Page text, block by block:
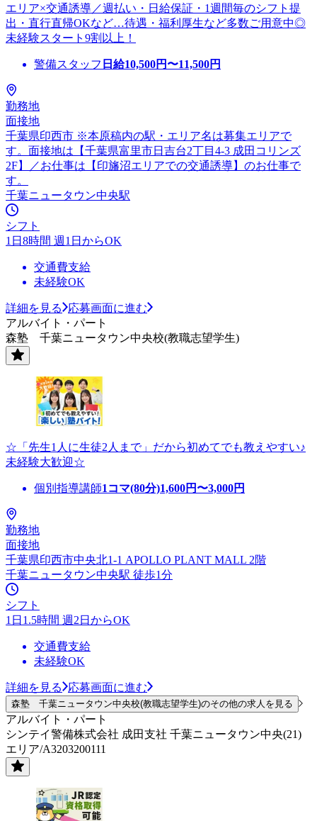
エリア×交通誘導／週払い・日給保証・1週間毎のシフト提
出・直行直帰OKなど…待遇・福利厚生など多数ご用意中◎
未経験スタート9割以上！
警備スタッフ 日給10,500円〜11,500円
勤務地
面接地
千葉県印西市 ※本原稿内の駅・エリア名は募集エリアで
す。面接地は【千葉県富里市日吉台2丁目4-3 成田コリンズ
2F】／お仕事は【印旛沼エリアでの交通誘導】のお仕事で
す。
千葉ニュータウン中央駅
シフト
1日8時間 週1日からOK
交通費支給
未経験OK
詳細を見る
応募画面に進む
アルバイト・パート
森塾 千葉ニュータウン中央校(教職志望学生)
☆「先生1人に生徒2人まで」だから初めてでも教えやすい♪
未経験大歓迎☆
個別指導講師1コマ(80分)1,600円〜3,000円
勤務地
面接地
千葉県印西市中央北1-1 APOLLO PLANT MALL 2階
千葉ニュータウン中央駅 徒歩1分
シフト
1日1.5時間 週2日からOK
交通費支給
未経験OK
詳細を見る 応募画面に進む
森塾 千葉ニュータウン中央校(教職志望学生)のその他の求人を見る
アルバイト・パート
シンテイ警備株式会社 成田支社 千葉ニュータウン中央(21)
エリア/A3203200111